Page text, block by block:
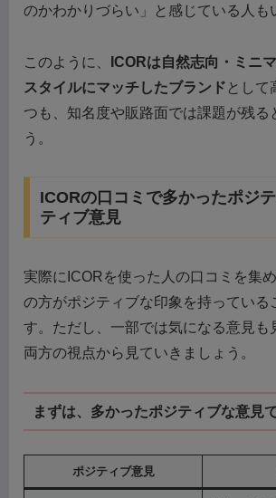
のかわかりづらい」と感じている人も
このように、
ICORは自然志向・ミニ
スタイルにマッチしたブランド として
つも、知名度や販路面では課題が残る
う。
ICORの口コミで多かったポジ
ティブ意見
実際にICORを使った人の口コミを集
の方がポジティブな印象を持っている
す。ただし、一部では気になる意見も
両方の視点から見ていきましょう。
まずは、多かったポジティブな意見で
ポジティブ意見